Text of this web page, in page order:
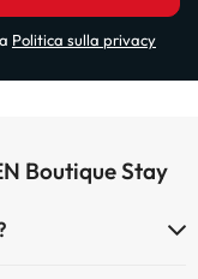
Politica sulla privacy
Boutique Stay